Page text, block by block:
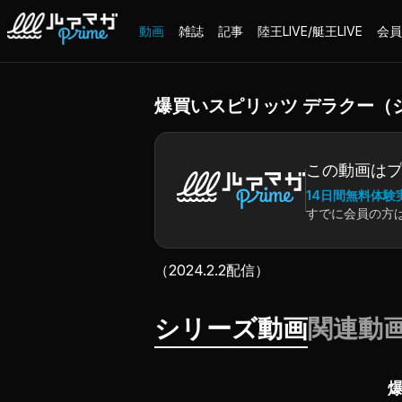
動画 雑誌 記事 陸王LIVE/艇王LIVE 会
爆買いスピリッツ デラクー（
この動画は
14日間無料体験
すでに会員の方
（2024.2.2配信）
シリーズ動画関連動